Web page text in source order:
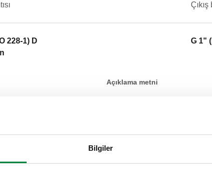
Bilgiler
Çıkış
228-1) D
G 1"
Açıklama metni
CALEFFI, 165010. Hidrolik
bağlantısı: G 1 1/2" (ISO
SCIP code